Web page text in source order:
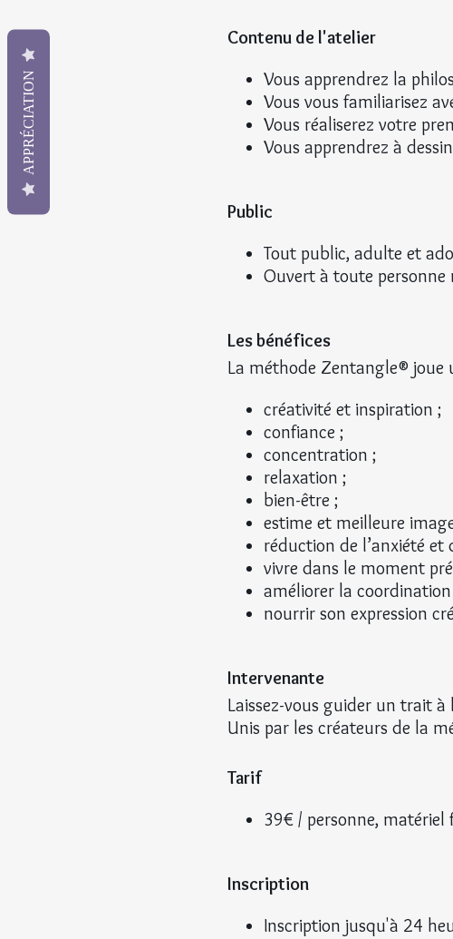
Contenu de l'atelier
Vous apprendrez la
Vous vous familiarisez
Vous réaliserez votre
Vous apprendrez à
Public
Tout public, adulte et
Ouvert à toute personne
​Les bénéfices
La méthode Zentangle® joue
créativité et inspiration ;
confiance ;
concentration ;
relaxation ;
bien-être ;
estime et meilleure
réduction de l’anxiété et
vivre dans le moment
améliorer la
nourrir son expression
Intervenante
Laissez-vous guider un trait
Unis par les créateurs de la
Tarif
39€ / personne, matériel
Inscription
Inscription jusqu'à 24
APPRÉCIATION